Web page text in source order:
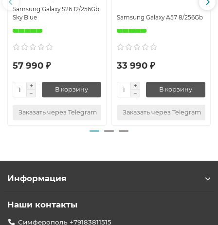
Samsung Galaxy S26 12/256Gb
Sky Blue
57 990 ₽
В корзину
Заказать через Telegram
Samsung Galaxy A57 8/256Gb
33 990 ₽
В корзину
Заказать через Telegram
Информация
Наши контакты
Симферополь +79183811515